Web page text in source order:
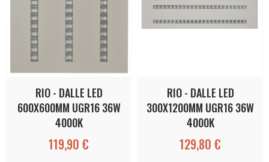
RIO - DALLE LED
600X600MM UGR16 36W
4000K
119,90 €
RIO - DALLE LED
300X1200MM UGR16 36W
4000K
129,80 €